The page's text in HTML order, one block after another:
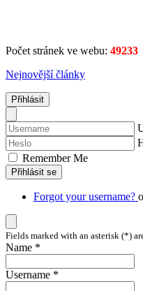
Počet stránek ve webu: 49233
Nejnovější články
Přihlásit
Remember Me
Přihlásit se
Forgot your username?
Fields marked with an asterisk (*)
Name *
Username *